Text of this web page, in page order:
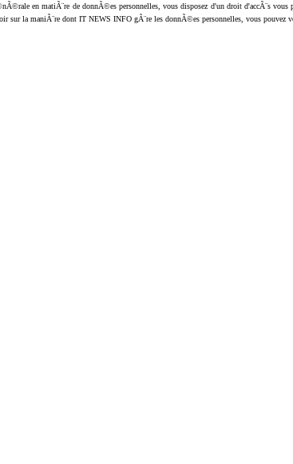
en matiÃ¨re de donnÃ©es personnelles, vous disposez d'un droit d'accÃ¨s
sur la maniÃ¨re dont IT NEWS INFO gÃ¨re les donnÃ©es personnelles, vous pouvez